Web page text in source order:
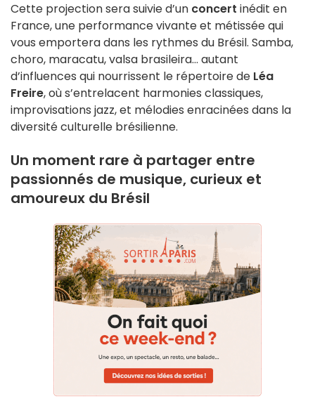
Cette projection sera suivie d’un concert inédit en
France, une performance vivante et métissée qui
vous emportera dans les rythmes du Brésil. Samba,
choro, maracatu, valsa brasileira… autant
d’influences qui nourrissent le répertoire de Léa
Freire, où s’entrelacent harmonies classiques,
improvisations jazz, et mélodies enracinées dans la
diversité culturelle brésilienne.
Un moment rare à partager entre
passionnés de musique, curieux et
amoureux du Brésil